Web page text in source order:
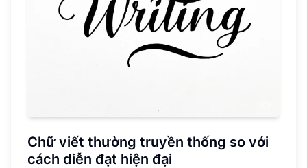
Chữ viết thường truyền thống so với
cách diễn đạt hiện đại